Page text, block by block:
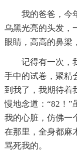
我的爸爸，今
乌黑光亮的头发，
眼睛，高高的鼻梁
记得有一次，
手中的试卷，聚精
到我了，我期待着
慢地念道：“82！”
我的心脏，仿佛一
在那里，全身都麻
骂死我的。